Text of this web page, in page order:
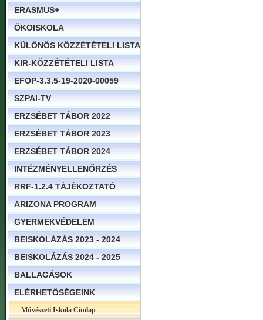
ERASMUS+
ÖKOISKOLA
KÜLÖNÖS KÖZZÉTÉTELI LISTA
KIR-KÖZZÉTÉTELI LISTA
EFOP-3.3.5-19-2020-00059
SZPAI-TV
ERZSÉBET TÁBOR 2022
ERZSÉBET TÁBOR 2023
ERZSÉBET TÁBOR 2024
INTÉZMÉNYELLENŐRZÉS
RRF-1.2.4 TÁJÉKOZTATÓ
ARIZONA PROGRAM
GYERMEKVÉDELEM
BEISKOLÁZÁS 2023 - 2024
BEISKOLÁZÁS 2024 - 2025
BALLAGÁSOK
ELÉRHETŐSÉGEINK
Művészeti Iskola Címlap